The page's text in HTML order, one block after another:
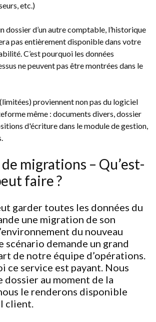
etc.)
dossier d’un autre comptable, l’historique
pas entièrement disponible dans votre
C’est pourquoi les données
ne peuvent pas être montrées dans le
proviennent non pas du logiciel
même : documents divers, dossier
d'écriture dans le module de gestion,
migrations – Qu’est-
faire ?
garder toutes les données du
une migration de son
du nouveau
scénario demande un grand
de notre équipe d’opérations.
ce service est payant. Nous
dossier au moment de la
le renderons disponible
client.